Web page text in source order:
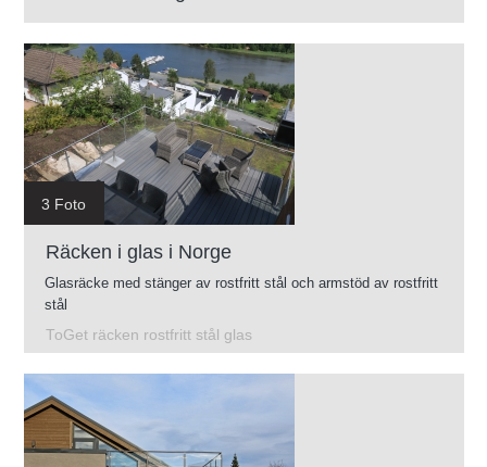
3 Foto
Räcken i glas i Norge
Glasräcke med stänger av rostfritt stål och armstöd av rostfritt
stål
ToGet räcken rostfritt stål glas